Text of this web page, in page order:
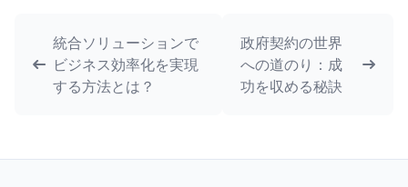
統合ソリューションで
ビジネス効率化を実現
する方法とは？
政府契約の世界
への道のり：成
功を収める秘訣